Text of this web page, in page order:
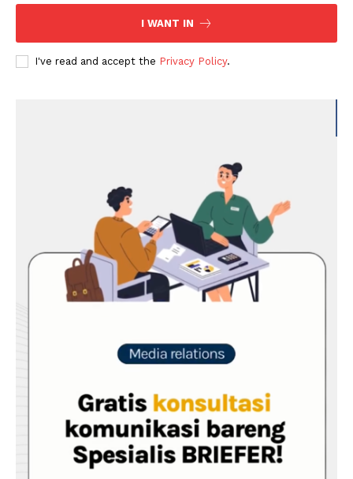
I WANT IN
I've read and accept the Privacy Policy.